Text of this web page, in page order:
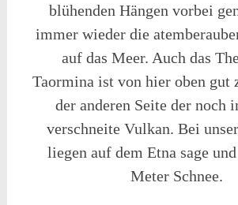
blühenden Hängen vorbei
immer wieder die
auf das Meer. Auch das
Taormina ist von hier oben gut
der anderen Seite der noch
verschneite Vulkan. Bei
liegen auf dem Etna sage
Meter Schnee.